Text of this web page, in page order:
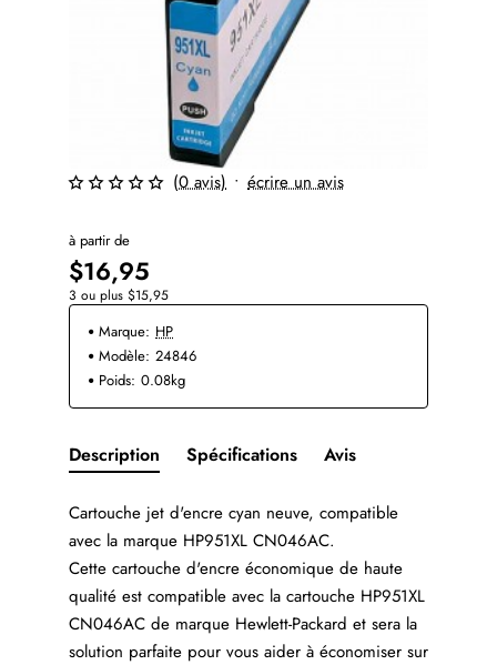
(0 avis) • écrire un avis
à partir de
$16,95
3 ou plus $15,95
Marque: HP
Modèle: 24846
Poids: 0.08kg
Description Spécifications Avis
Cartouche jet d'encre cyan neuve, compatible
avec la marque HP951XL CN046AC.
Cette cartouche d'encre économique de haute
qualité est compatible avec la cartouche HP951XL
CN046AC de marque Hewlett-Packard et sera la
solution parfaite pour vous aider à économiser sur